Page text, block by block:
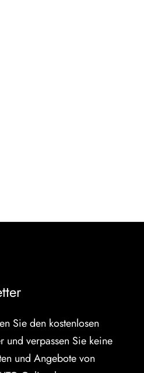
Sie den kostenlosen
und verpassen Sie keine
und Angebote von